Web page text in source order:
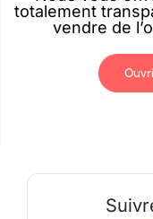
totalement
vendre de